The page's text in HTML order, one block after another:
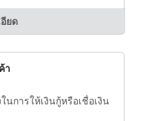
ยด
า
การให้เงินกู้หรือเชื่อเงิน